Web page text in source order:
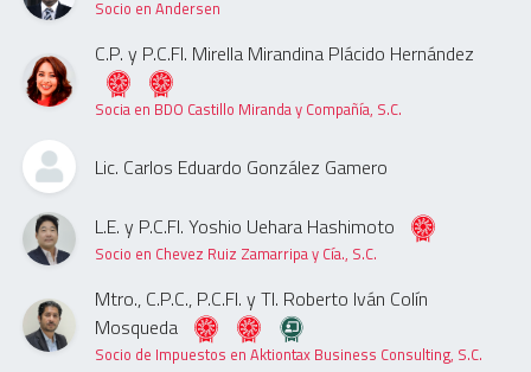
Socio en Andersen
C.P. y P.C.FI. Mirella Mirandina Plácido Hernández
Socia en BDO Castillo Miranda y Compañía, S.C.
Lic. Carlos Eduardo González Gamero
L.E. y P.C.FI. Yoshio Uehara Hashimoto
Socio en Chevez Ruiz Zamarripa y Cía., S.C.
Mtro., C.P.C., P.C.FI. y TI. Roberto Iván Colín
Mosqueda
Socio de Impuestos en Aktiontax Business Consulting, S.C.